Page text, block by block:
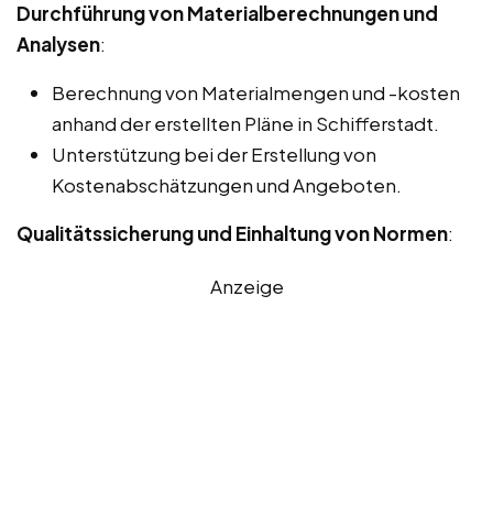
Durchführung von Materialberechnungen und
Analysen:
Berechnung von Materialmengen und -kosten
anhand der erstellten Pläne in Schifferstadt.
Unterstützung bei der Erstellung von
Kostenabschätzungen und Angeboten.
Qualitätssicherung und Einhaltung von Normen:
Anzeige